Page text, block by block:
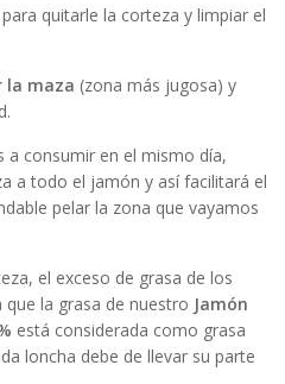
quitarle la corteza y limpiar el
la maza (zona más jugosa) y
a consumir en el mismo día,
a todo el jamón y así facilitará el
pelar la zona que vayamos
el exceso de grasa de los
la grasa de nuestro Jamón
está considerada como grasa
loncha debe de llevar su parte